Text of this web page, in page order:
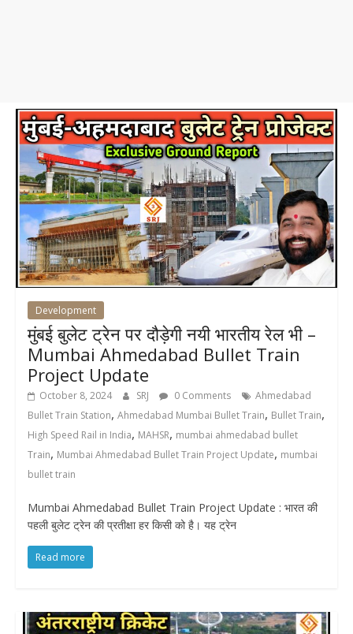
Development
मुंबई बुलेट ट्रेन पर दौड़ेगी नयी भारतीय रेल भी –
Mumbai Ahmedabad Bullet Train
Project Update
October 8, 2024 SRJ 0 Comments
Ahmedabad
Bullet Train Station, Ahmedabad Mumbai Bullet Train, Bullet Train,
High Speed Rail in India, MAHSR, mumbai ahmedabad bullet
Train, Mumbai Ahmedabad Bullet Train Project Update, mumbai
bullet train
Mumbai Ahmedabad Bullet Train Project Update : भारत की
पहली बुलेट ट्रेन की प्रतीक्षा हर किसी को है। यह ट्रेन
Read more